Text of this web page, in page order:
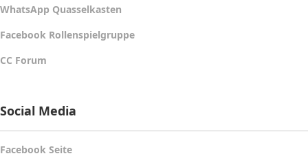
WhatsApp Quasselkasten
Facebook Rollenspielgruppe
CC Forum
Social Media
Facebook Seite